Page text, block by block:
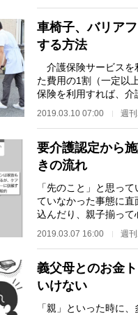
車椅子、バリア
する方法
介護保険サービスを
た費用の1割（一定以
保険を利用すれば、介
れる。 必需品であ…
2019.03.10 07:00 週
要介護認定から
きの流れ
「先のこと」と思っ
ていなかった事態に
込んだり、親子揃っ
親にとっても家族に…
2019.03.07 16:00 週
義父母とのお金
いけない
「親」といった時に